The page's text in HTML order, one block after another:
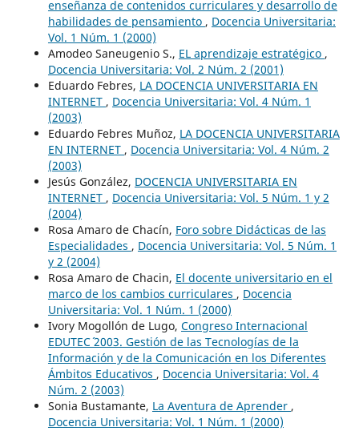
enseñanza de contenidos curriculares y desarrollo de
habilidades de pensamiento , Docencia Universitaria:
Vol. 1 Núm. 1 (2000)
Amodeo Saneugenio S., EL aprendizaje estratégico ,
Docencia Universitaria: Vol. 2 Núm. 2 (2001)
Eduardo Febres, LA DOCENCIA UNIVERSITARIA EN
INTERNET , Docencia Universitaria: Vol. 4 Núm. 1
(2003)
Eduardo Febres Muñoz, LA DOCENCIA UNIVERSITARIA
EN INTERNET , Docencia Universitaria: Vol. 4 Núm. 2
(2003)
Jesús González, DOCENCIA UNIVERSITARIA EN
INTERNET , Docencia Universitaria: Vol. 5 Núm. 1 y 2
(2004)
Rosa Amaro de Chacín, Foro sobre Didácticas de las
Especialidades , Docencia Universitaria: Vol. 5 Núm. 1
y 2 (2004)
Rosa Amaro de Chacin, El docente universitario en el
marco de los cambios curriculares , Docencia
Universitaria: Vol. 1 Núm. 1 (2000)
Ivory Mogollón de Lugo, Congreso Internacional
EDUTEC´ 2003. Gestión de las Tecnologías de la
Información y de la Comunicación en los Diferentes
Ámbitos Educativos , Docencia Universitaria: Vol. 4
Núm. 2 (2003)
Sonia Bustamante, La Aventura de Aprender ,
Docencia Universitaria: Vol. 1 Núm. 1 (2000)